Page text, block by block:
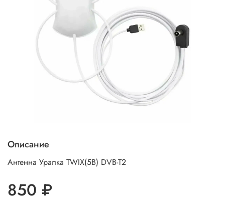
Описание
Антенна Уралка TWIX(5В) DVB-T2
850 ₽